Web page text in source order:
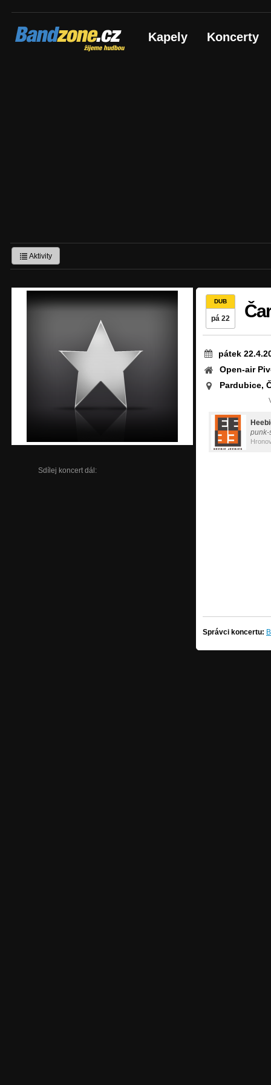
Bandzone.cz
žijeme hudbou Kapely Koncerty
Aktivity
Sdílej koncert dál:
DUB
pá 22
pátek
Open-air
Pardubice,
punk-
Správci koncertu: